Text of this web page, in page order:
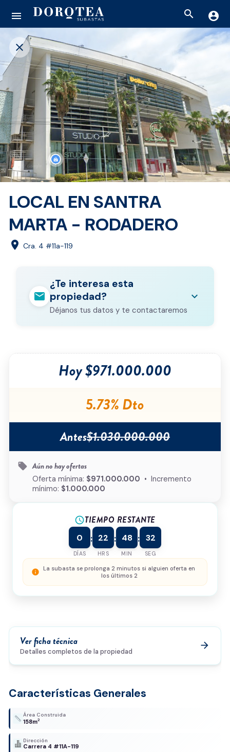
menu search account_circle
close
LOCAL EN SANTRA
MARTA - RODADERO
location_on Cra. 4 #11a-119
mail
¿Te interesa esta
propiedad?
Déjanos tus datos y te contactaremos
expand_more
Correo electrónico
¿Cómo podemos ayudarte?
política de privacidady el
tratamiento de
Enviar solicitud
Hoy $971.000.000
5.73% Dto
Antes$1.030.000.000
local_offer Aún no hay ofertas
Oferta mínima: $971.000.000 • Incremento
mínimo: $1.000.000
scheduleTIEMPO RESTANTE
0
DÍAS
: 22
HRS
: 48
MIN
: 32
SEG
info La subasta se prolonga 2 minutos si alguien oferta en
los últimos 2
Ver ficha técnica
Detalles completos de la propiedad
arrow_forward
Características Generales
Área Construida
158m2
Dirección
Carrera 4 #11A-119